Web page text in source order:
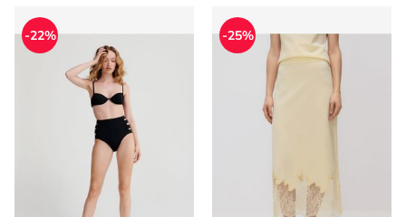
Strój kąpielowy Reserved
-22%
Spódnica na wiosnę
-25%